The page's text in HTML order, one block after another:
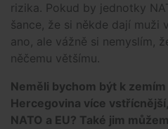
rizika. Pokud by jednotky
šance, že si někde dají muži
ano, ale vážně si nemyslím,
něčemu většímu.
Neměli bychom být k zemím
Hercegovina více
NATO a EU? Také jim